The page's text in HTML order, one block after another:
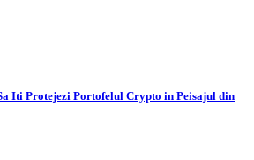
Iti Protejezi Portofelul Crypto in Peisajul din